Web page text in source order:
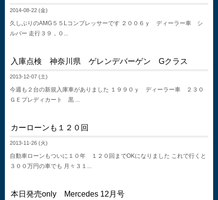
2014-08-22 (金)
久しぶりのAMG５５Lコンプレッサーです ２００６ｙ ディーラー車 シ
ルバー 走行３９，０...
入庫点検 神奈川県 ゲレンデバーゲン Gクラス
2013-12-07 (土)
今週も２台の新規入庫車がありました １９９０ｙ ディーラー車 ２３０
ＧＥプレディカート 黒 ...
カーローンも１２０回
2013-11-26 (火)
自動車ローンもついに１０年 １２０回までOKになりました これで行くと
３００万円の車でも 月々３１...
本日発売only Mercedes 12月号